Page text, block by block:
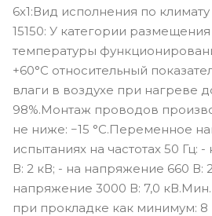
6х1:Вид исполнения по
15150: У категории
температуры
+60°С относительный
влаги в воздухе при нагреве
98%.Монтаж проводов
не ниже: −15 °С.Переменное
испытаниях на частотах 50 Гц:
В: 2 кВ; - на напряжение 660 В:
напряжение 3000 В: 7,0
при прокладке как минимум: